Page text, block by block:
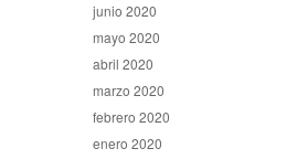
junio 2020
mayo 2020
abril 2020
marzo 2020
febrero 2020
enero 2020